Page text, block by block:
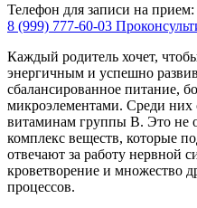
Телефон для записи на прием:
8 (999) 777-60-03
Каждый родитель хочет,
энергичным и успешно
сбалансированное питание,
микроэлементами. Среди них
витаминам группы B. Это не
комплекс веществ, которые
отвечают за работу нервной
кроветворение и множество
процессов.